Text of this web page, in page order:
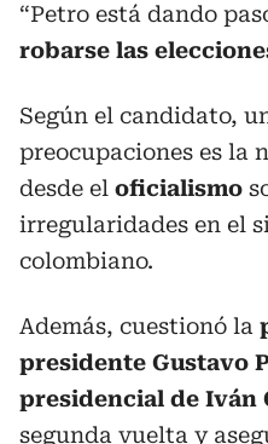
“Petro está dando
robarse las
Según el candidato,
preocupaciones es la
desde el oficialismo
irregularidades en el
colombiano.
Además, cuestionó la
presidente Gustavo
presidencial de Iván
segunda vuelta y